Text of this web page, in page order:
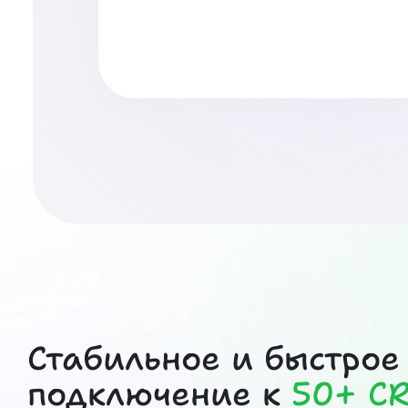
Стабильное и быстрое
подключение к 50+